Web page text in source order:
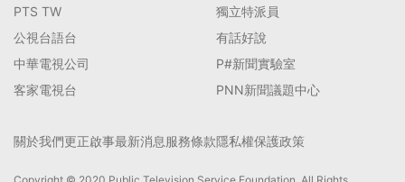
PTS TW
公視台語台
中華電視公司
客家電視台
獨立特派員
有話好說
P#新聞實驗室
PNN新聞議題中心
關於我們更正啟事最新消息服務條款隱私權保護政策
Copyright © 2020 Public Television Service Foundation. All Rights